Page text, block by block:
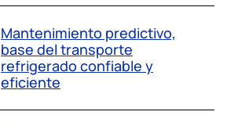
Mantenimiento predictivo,
base del transporte
refrigerado confiable y
eficiente